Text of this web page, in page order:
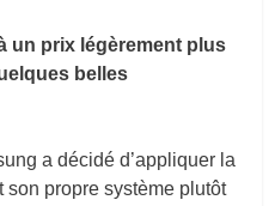
un prix légèrement plus
belles
a décidé d’appliquer la
son propre système plutôt